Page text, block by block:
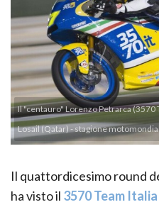
Il "centauro" Lorenzo Petrarca (3570
Losail (Qatar) - stagione
Il quattordicesimo round
ha visto il 3570 Team Italia